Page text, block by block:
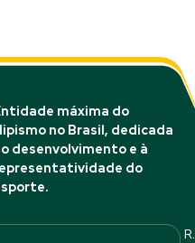
máxima do
no Brasil, dedicada
desenvolvimento e à
do
R.